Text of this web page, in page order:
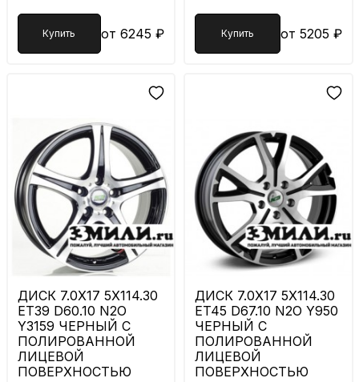
Купить от 6245 ₽ Купить от 5205 ₽
ДИСК 7.0X17 5X114.30
ET39 D60.10 N2O
Y3159 ЧЕРНЫЙ С
ПОЛИРОВАННОЙ
ЛИЦЕВОЙ
ПОВЕРХНОСТЬЮ
ДИСК 7.0X17 5X114.30
ET45 D67.10 N2O Y950
ЧЕРНЫЙ С
ПОЛИРОВАННОЙ
ЛИЦЕВОЙ
ПОВЕРХНОСТЬЮ